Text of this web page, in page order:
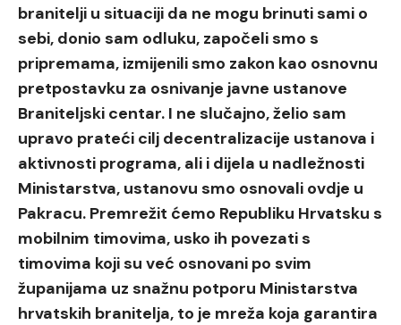
branitelji u situaciji da ne mogu brinuti sami o
sebi, donio sam odluku, započeli smo s
pripremama, izmijenili smo zakon kao osnovnu
pretpostavku za osnivanje javne ustanove
Braniteljski centar. I ne slučajno, želio sam
upravo prateći cilj decentralizacije ustanova i
aktivnosti programa, ali i dijela u nadležnosti
Ministarstva, ustanovu smo osnovali ovdje u
Pakracu. Premrežit ćemo Republiku Hrvatsku s
mobilnim timovima, usko ih povezati s
timovima koji su već osnovani po svim
županijama uz snažnu potporu Ministarstva
hrvatskih branitelja, to je mreža koja garantira